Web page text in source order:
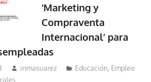
‘Marketing y
Compraventa
Internacional’ para
inmasuarez
Educación, Empleo